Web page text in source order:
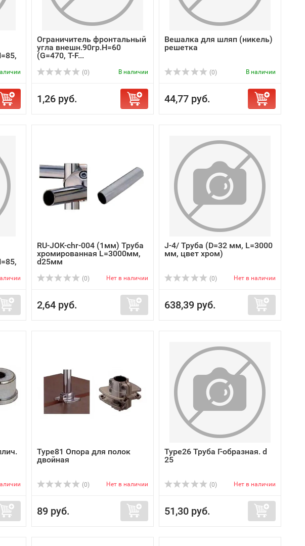
Ограничитель фронтальный
угла внешн.90гр.Н=60
(G=470, T-F...
(0) В наличии
1,26 руб.
Вешалка для шляп (никель)
решетка
(0) В наличии
44,77 руб.
RU-JOK-chr-004 (1мм) Труба
хромированная L=3000мм,
d25мм
(0) Нет в наличии
2,64 руб.
J-4/ Труба (D=32 мм, L=3000
мм, цвет хром)
(0) Нет в наличии
638,39 руб.
Type81 Опора для полок
двойная
(0) Нет в наличии
89 руб.
Type26 Труба Г-образная. d
25
(0) Нет в наличии
51,30 руб.